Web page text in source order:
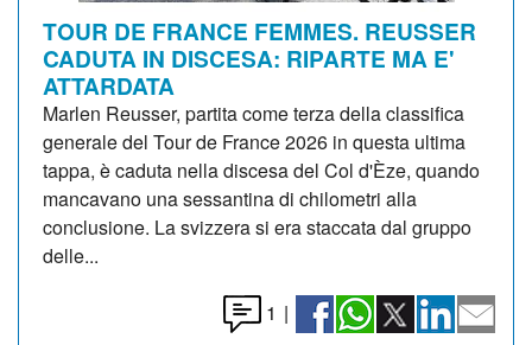
TOUR DE FRANCE FEMMES. REUSSER
CADUTA IN DISCESA: RIPARTE MA E'
ATTARDATA
Marlen Reusser, partita come terza della classifica
generale del Tour de France 2026 in questa ultima
tappa, è caduta nella discesa del Col d'Èze, quando
mancavano una sessantina di chilometri alla
conclusione. La svizzera si era staccata dal gruppo
delle...
1 |